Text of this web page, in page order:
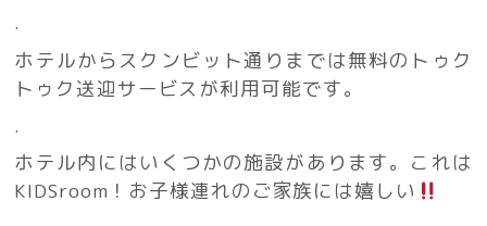
.
ホテルからスクンビット通りまでは無料のトゥク
トゥク送迎サービスが利用可能です。
.
ホテル内にはいくつかの施設があります。これは
KIDSroom！お子様連れのご家族には嬉しい